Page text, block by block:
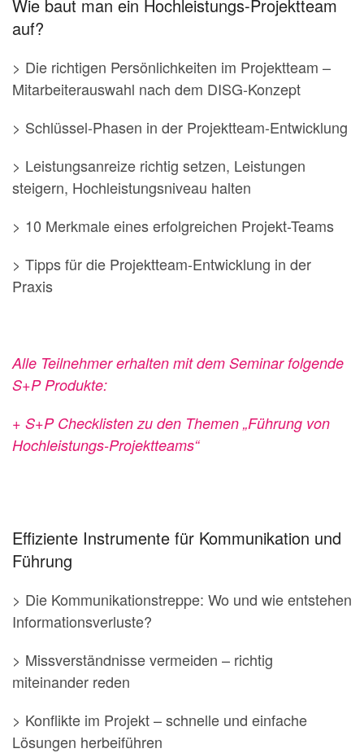
Wie baut man ein Hochleistungs-Projektteam
auf?
> Die richtigen Persönlichkeiten im Projektteam –
Mitarbeiterauswahl nach dem DISG-Konzept
> Schlüssel-Phasen in der Projektteam-Entwicklung
> Leistungsanreize richtig setzen, Leistungen
steigern, Hochleistungsniveau halten
> 10 Merkmale eines erfolgreichen Projekt-Teams
> Tipps für die Projektteam-Entwicklung in der
Praxis
Alle Teilnehmer erhalten mit dem Seminar folgende
S+P Produkte:
+ S+P Checklisten zu den Themen „Führung von
Hochleistungs-Projektteams“
Effiziente Instrumente für Kommunikation und
Führung
> Die Kommunikationstreppe: Wo und wie entstehen
Informationsverluste?
> Missverständnisse vermeiden – richtig
miteinander reden
> Konflikte im Projekt – schnelle und einfache
Lösungen herbeiführen